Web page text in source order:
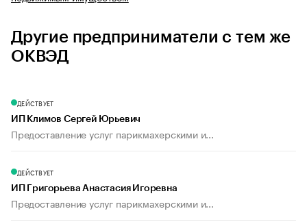
Другие предприниматели с тем же
ОКВЭД
ДЕЙСТВУЕТ
ИП Климов Сергей Юрьевич
Предоставление услуг парикмахерскими и...
ДЕЙСТВУЕТ
ИП Григорьева Анастасия Игоревна
Предоставление услуг парикмахерскими и...